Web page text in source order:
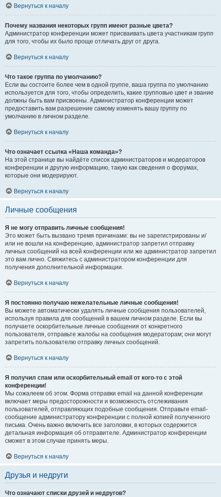
Вернуться к началу
Почему названия некоторых групп имеют разные цвета?
Администратор конференции может присваивать цвета участникам групп
для того, чтобы их было проще отличать друг от друга.
Вернуться к началу
Что такое группа по умолчанию?
Если вы состоите более чем в одной группе, ваша группа по умолчанию
используется для того, чтобы определить, какие групповые цвет и звание
должны быть вам присвоены. Администратор конференции может
предоставить вам разрешение самому изменять вашу группу по
умолчанию в личном разделе.
Вернуться к началу
Что означает ссылка «Наша команда»?
На этой странице вы найдёте список администраторов и модераторов
конференции и другую информацию, такую как сведения о форумах,
которые они модерируют.
Вернуться к началу
Личные сообщения
Я не могу отправить личные сообщения!
Это может быть вызвано тремя причинами: вы не зарегистрированы и/
или не вошли на конференцию, администратор запретил отправку
личных сообщений на всей конференции или же администратор запретил
это вам лично. Свяжитесь с администратором конференции для
получения дополнительной информации.
Вернуться к началу
Я постоянно получаю нежелательные личные сообщения!
Вы можете автоматически удалять личные сообщения пользователей,
используя правила для сообщений в вашем личном разделе. Если вы
получаете оскорбительные личные сообщения от конкретного
пользователя, отправьте жалобы на сообщения модераторам; они могут
запретить пользователю отправку личных сообщений.
Вернуться к началу
Я получил спам или оскорбительный email от кого-то с этой
конференции!
Мы сожалеем об этом. Форма отправки email на данной конференции
включает меры предосторожности и возможность отслеживания
пользователей, отправляющих подобные сообщения. Отправьте email-
сообщение администратору конференции с полной копией полученного
письма. Очень важно включить все заголовки, в которых содержится
детальная информация об отправителе. Администратор конференции
сможет в этом случае принять меры.
Вернуться к началу
Друзья и недруги
Что означают списки друзей и недругов?